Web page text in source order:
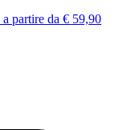
a partire da € 59,90